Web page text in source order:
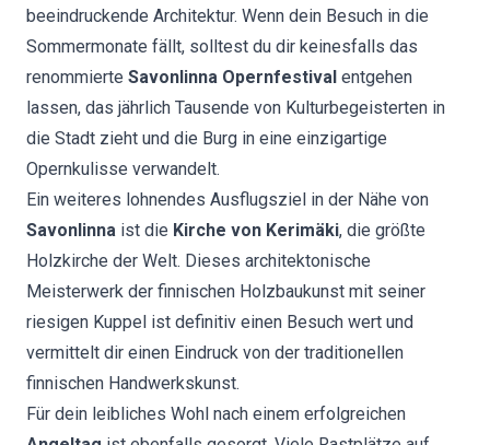
beeindruckende Architektur. Wenn dein Besuch in die
Sommermonate fällt, solltest du dir keinesfalls das
renommierte Savonlinna Opernfestival entgehen
lassen, das jährlich Tausende von Kulturbegeisterten in
die Stadt zieht und die Burg in eine einzigartige
Opernkulisse verwandelt.
Ein weiteres lohnendes Ausflugsziel in der Nähe von
Savonlinna ist die Kirche von Kerimäki, die größte
Holzkirche der Welt. Dieses architektonische
Meisterwerk der finnischen Holzbaukunst mit seiner
riesigen Kuppel ist definitiv einen Besuch wert und
vermittelt dir einen Eindruck von der traditionellen
finnischen Handwerkskunst.
Für dein leibliches Wohl nach einem erfolgreichen